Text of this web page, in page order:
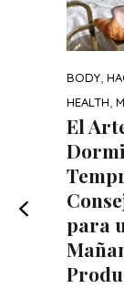
BODY,
HEALTH,
El
para